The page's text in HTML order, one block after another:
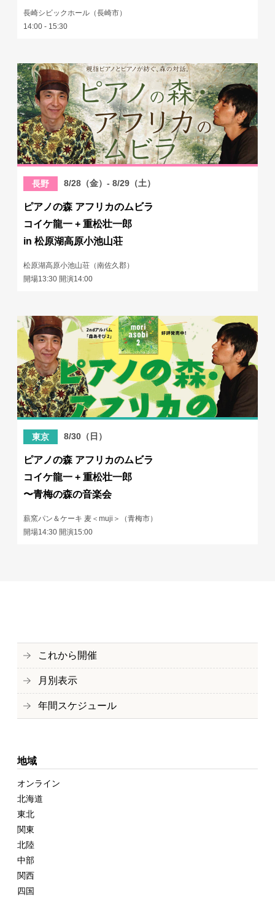
長崎シビックホール（長崎市）
14:00 - 15:30
長野 8/28（金）- 8/29（土）
ピアノの森 アフリカのムビラ
コイケ龍一 + 重松壮一郎
in 松原湖高原小池山荘
松原湖高原小池山荘（南佐久郡）
開場13:30 開演14:00
東京 8/30（日）
ピアノの森 アフリカのムビラ
コイケ龍一 + 重松壮一郎
〜青梅の森の音楽会
薪窯パン＆ケーキ 麦＜muji＞（青梅市）
開場14:30 開演15:00
これから開催
月別表示
年間スケジュール
地域
オンライン
北海道
東北
関東
北陸
中部
関西
四国